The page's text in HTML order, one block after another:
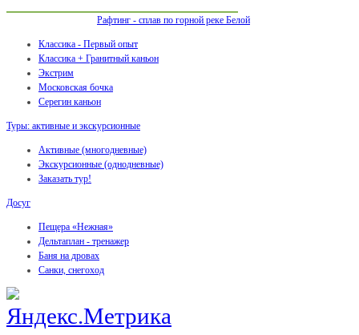
Рафтинг - сплав по горной реке Белой
Классика - Первый опыт
Классика + Гранитный каньон
Экстрим
Московская бочка
Серегин каньон
Туры: активные и экскурсионные
Активные (многодневные)
Экскурсионные (однодневные)
Заказать тур!
Досуг
Пещера «Нежная»
Дельтаплан - тренажер
Баня на дровах
Cанки, снегоход